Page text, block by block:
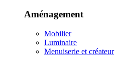
Aménagement
Mobilier
Luminaire
Menuiserie et créateur